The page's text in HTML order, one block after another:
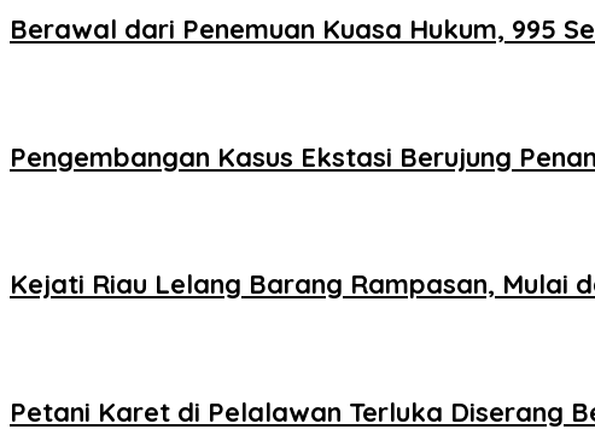
Berawal dari Penemuan Kuasa Hukum, 995
Pengembangan Kasus Ekstasi Berujung
Kejati Riau Lelang Barang Rampasan, Mulai
Petani Karet di Pelalawan Terluka Diserang